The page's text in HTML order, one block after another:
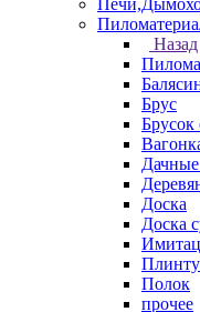
Назад
Брус
Брусок
Доска
Доска
Полок
прочее